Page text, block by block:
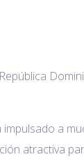
impulsado a
atractiva